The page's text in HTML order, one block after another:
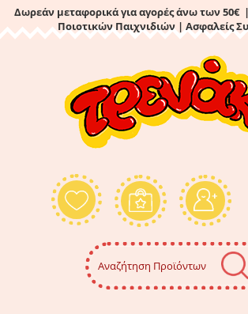
Δωρεάν μεταφορικά για αγορές άνω των 50€
Ποιοτικών Παιχνιδιών | Ασφαλείς